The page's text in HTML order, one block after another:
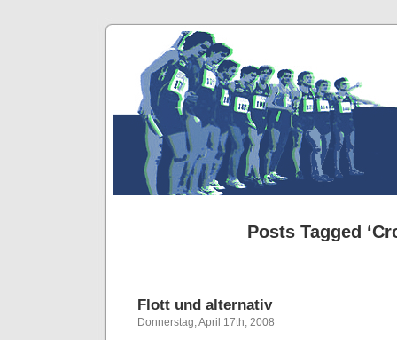
Posts Tagged
Flott und alternativ
Donnerstag, April 17th, 2008